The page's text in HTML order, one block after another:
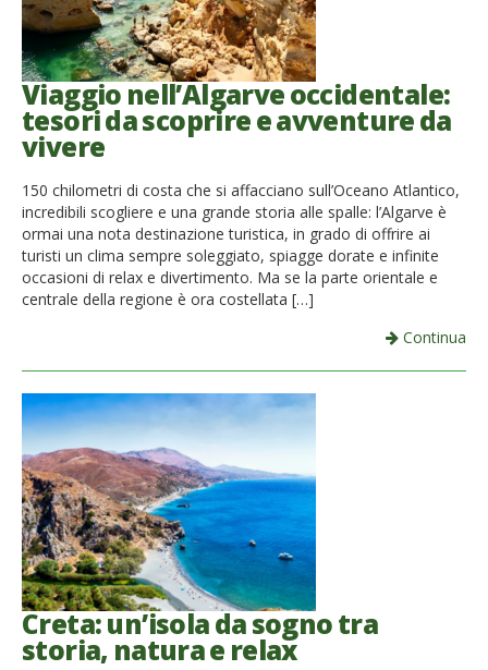
Viaggio nell’Algarve occidentale:
tesori da scoprire e avventure da
vivere
150 chilometri di costa che si affacciano sull’Oceano Atlantico,
incredibili scogliere e una grande storia alle spalle: l’Algarve è
ormai una nota destinazione turistica, in grado di offrire ai
turisti un clima sempre soleggiato, spiagge dorate e infinite
occasioni di relax e divertimento. Ma se la parte orientale e
centrale della regione è ora costellata […]
Continua
Creta: un’isola da sogno tra
storia, natura e relax